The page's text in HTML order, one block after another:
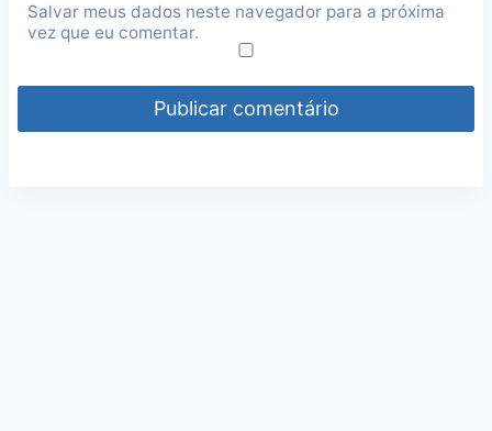
Salvar meus dados neste navegador para a próxima
vez que eu comentar.